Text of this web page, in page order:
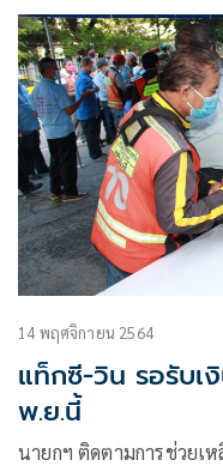
โดยด่วน
14 พฤศจิกายน 2564
แท็กซี-วิน รอรับเ
พ.ย.นี้
นายกฯ ติดตามการช่วยเ